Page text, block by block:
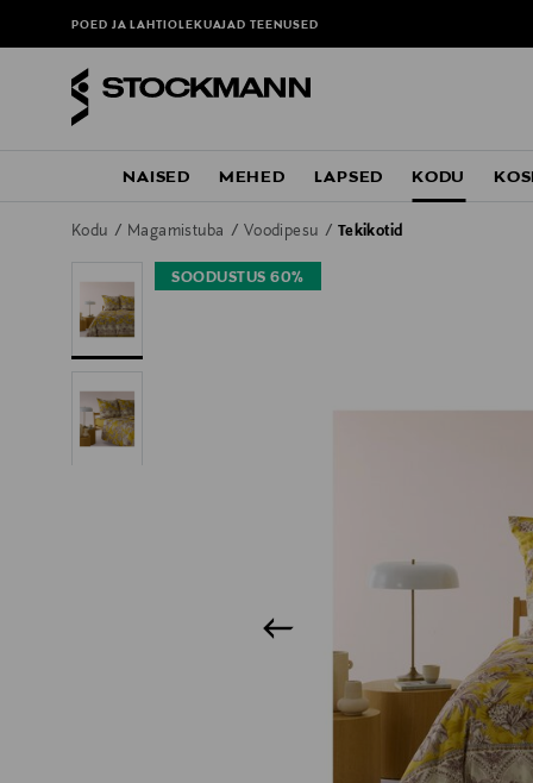
POED JA LAHTIOLEKUAJADTEENUSED
NAISED MEHED LAPSED KODU
Kodu Magamistuba Voodipesu Tekikotid
SOODUSTUS 60%